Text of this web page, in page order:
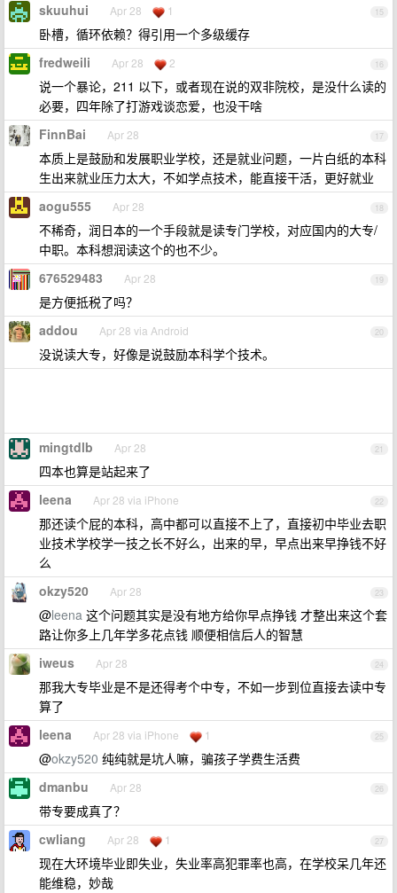
15
skuuhui Apr 28 1
卧槽，循环依赖？得引用一个多级缓存
16
fredweili Apr 28 2
说一个暴论，211 以下，或者现在说的双非院校，是没什么读的
必要，四年除了打游戏谈恋爱，也没干啥
17
FinnBai Apr 28
本质上是鼓励和发展职业学校，还是就业问题，一片白纸的本科
生出来就业压力太大，不如学点技术，能直接干活，更好就业
18
aogu555 Apr 28
不稀奇，润日本的一个手段就是读专门学校，对应国内的大专/
中职。本科想润读这个的也不少。
19
676529483 Apr 28
是方便抵税了吗？
20
addou Apr 28 via Android
没说读大专，好像是说鼓励本科学个技术。
21
mingtdlb Apr 28
四本也算是站起来了
22
leena Apr 28 via iPhone
那还读个屁的本科，高中都可以直接不上了，直接初中毕业去职
业技术学校学一技之长不好么，出来的早，早点出来早挣钱不好
么
23
okzy520 Apr 28
@leena 这个问题其实是没有地方给你早点挣钱 才整出来这个套
路让你多上几年学多花点钱 顺便相信后人的智慧
24
iweus Apr 28
那我大专毕业是不是还得考个中专，不如一步到位直接去读中专
算了
25
leena Apr 28 via iPhone 1
@okzy520 纯纯就是坑人嘛，骗孩子学费生活费
26
dmanbu Apr 28
带专要成真了？
27
cwliang Apr 28 1
现在大环境毕业即失业，失业率高犯罪率也高，在学校呆几年还
能维稳，妙哉